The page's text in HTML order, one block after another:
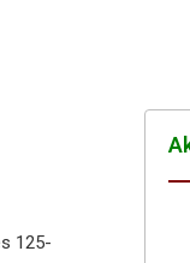
125-